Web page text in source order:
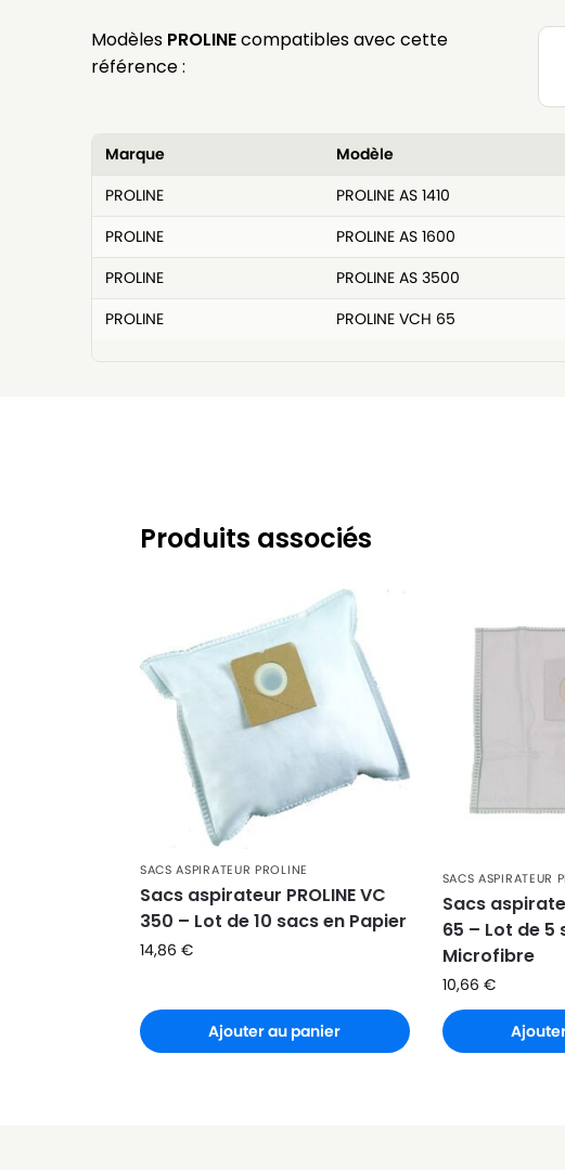
Modèles PROLINEcompatibles avec cette
référence :
Marque
Modèle
PROLINE
PROLINE AS 1410
PROLINE
PROLINE AS 1600
PROLINE
PROLINE AS 3500
PROLINE
PROLINE VCH 65
Produits associés
SACS ASPIRATEUR PROLINE
Sacs aspirateur PROLINE VC
350 – Lot de 10 sacs en Papier
14,86 €
Ajouter au panier
SACS ASPIRATEUR
Sacs
65 – Lot de 5
Microfibre
10,66 €